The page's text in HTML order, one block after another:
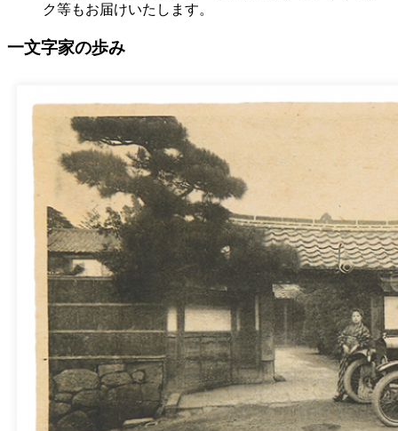
ク等もお届けいたします。
一文字家の歩み